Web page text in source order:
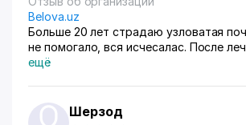
Belova.uz
Больше 20 лет страдаю узловатая
не помогало, вся исчесалас. После
Владимировны 90% болячек ушло,
ещё
Шерзод